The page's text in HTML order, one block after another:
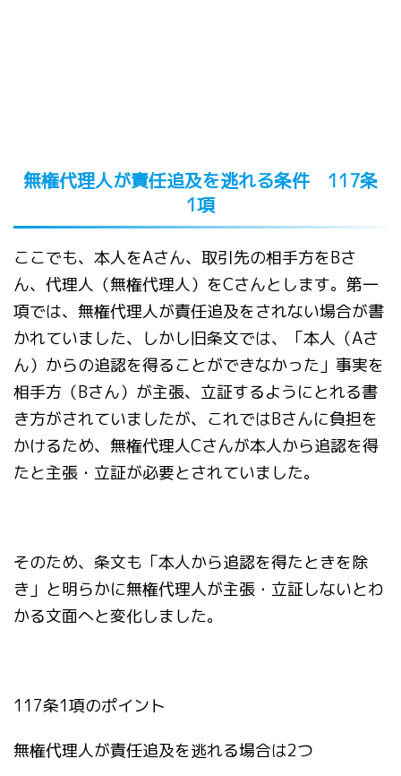
無権代理人が責任追及を逃れる条件 117条
1項
ここでも、本人をAさん、取引先の相手方をBさ
ん、代理人（無権代理人）をCさんとします。第一
項では、無権代理人が責任追及をされない場合が書
かれていました、しかし旧条文では、「本人（Aさ
ん）からの追認を得ることができなかった」事実を
相手方（Bさん）が主張、立証するようにとれる書
き方がされていましたが、これではBさんに負担を
かけるため、無権代理人Cさんが本人から追認を得
たと主張・立証が必要とされていました。
そのため、条文も「本人から追認を得たときを除
き」と明らかに無権代理人が主張・立証しないとわ
かる文面へと変化しました。
117条1項のポイント
無権代理人が責任追及を逃れる場合は2つ